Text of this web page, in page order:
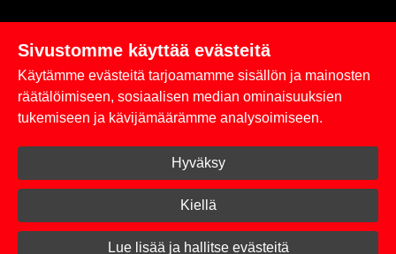
Linkit
Rekisteriseloste
Toimitus- ja maksuehdot
Kirjaudu sisään
© 2026 Taperoll
Sivustomme käyttää evästeitä
Käytämme evästeitä tarjoamamme sisällön ja mainosten
räätälöimiseen, sosiaalisen median ominaisuuksien
tukemiseen ja kävijämäärämme analysoimiseen.
Hyväksy
Kiellä
Lue lisää ja hallitse evästeitä